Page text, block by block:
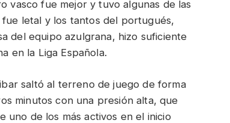
vasco fue mejor y tuvo algunas de las
fue letal y los tantos del portugués,
del equipo azulgrana, hizo suficiente
en la Liga Española.
saltó al terreno de juego de forma
minutos con una presión alta, que
uno de los más activos en el inicio